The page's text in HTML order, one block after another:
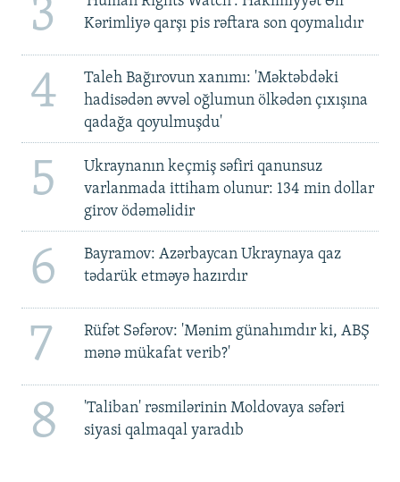
3
Kərimliyə qarşı pis rəftara son qoymalıdır
4
Taleh Bağırovun xanımı: 'Məktəbdəki
hadisədən əvvəl oğlumun ölkədən çıxışına
qadağa qoyulmuşdu'
5
Ukraynanın keçmiş səfiri qanunsuz
varlanmada ittiham olunur: 134 min dollar
girov ödəməlidir
6
Bayramov: Azərbaycan Ukraynaya qaz
tədarük etməyə hazırdır
7
Rüfət Səfərov: 'Mənim günahımdır ki, ABŞ
mənə mükafat verib?'
8
'Taliban' rəsmilərinin Moldovaya səfəri
siyasi qalmaqal yaradıb